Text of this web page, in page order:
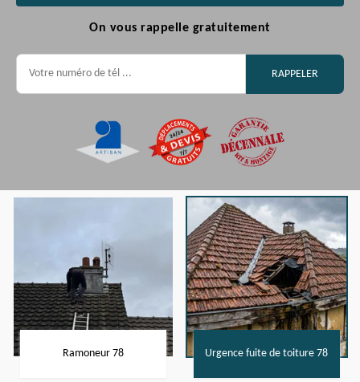
On vous rappelle gratuitement
Ramoneur 78 Urgence fuite de toiture 78